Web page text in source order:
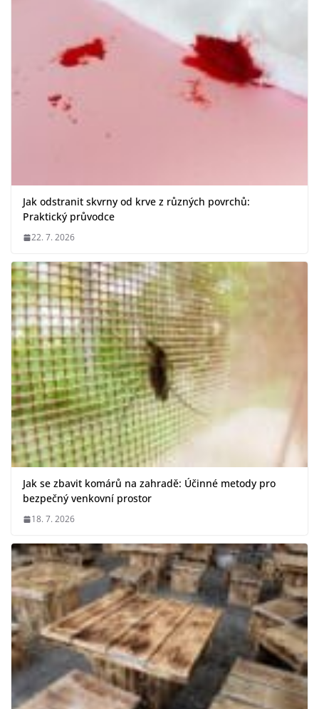
Jak odstranit skvrny od krve z různých povrchů:
Praktický průvodce
22. 7. 2026
Jak se zbavit komárů na zahradě: Účinné metody pro
bezpečný venkovní prostor
18. 7. 2026